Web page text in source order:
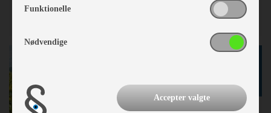
» se tilbud
Funktionelle
Nødvendige
Accepter valgte